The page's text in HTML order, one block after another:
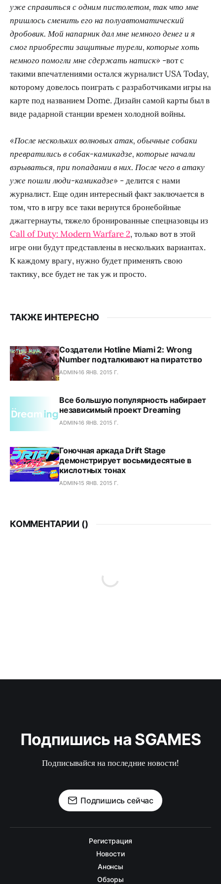
уже справиться с одним пистолетом, так что мне
пришлось сменить его на полуавтоматический
дробовик. Мой напарник дал мне немного денег и я
смог приобрести защитные турели, которые хоть
немного помогли мне сдержать натиск» -вот с
такими впечатлениями остался журналист USA Today,
которому довелось поиграть с разработчиками игры на
карте под названием Dome. Дизайн самой карты был в
виде радарной станции времен холодной войны.
«После нескольких волновых атак, обычные собаки
превратились в собак-камикадзе, которые начали
взрываться, при попадании в них. После чего в атаку
уже пошли люди-камикадзе» - делится с нами
журналист. Еще один интересный факт заключается в
том, что в игру все таки вернутся бронебойные
джаггернауты, тяжело бронированные спецназовцы из
Call of Duty: Modern Warfare 2, только вот в этой
игре они будут представлены в нескольких вариантах.
К каждому врагу, нужно будет применять свою
тактику, все будет не так уж и просто.
ТАКЖЕ ИНТЕРЕСНО
Создатели Hotline Miami 2: Wrong
Number подталкивают на пиратство
ADMIN16 ЯНВ. 2015 Г.
Все большую популярность набирает
независимый проект Dreaming
ADMIN16 ЯНВ. 2015 Г.
Гоночная аркада Drift Stage
демонстрирует восьмидесятые в
кислотных тонах
ADMIN15 ЯНВ. 2015 Г.
КОММЕНТАРИИ ()
Подпишись на SGAMES
Подписывайся на последние новости!
Подпишись сейчас
Регистрация
Новости
Анонсы
Обзоры